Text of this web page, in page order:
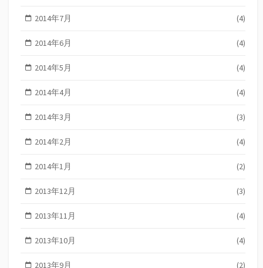
2014年7月 (4)
2014年6月 (4)
2014年5月 (4)
2014年4月 (4)
2014年3月 (3)
2014年2月 (4)
2014年1月 (2)
2013年12月 (3)
2013年11月 (4)
2013年10月 (4)
2013年9月 (2)